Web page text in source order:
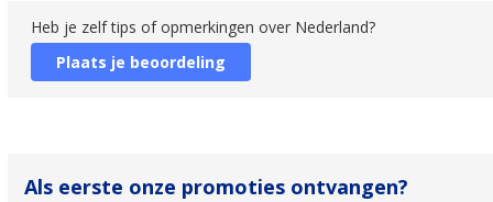
Heb je zelf tips of opmerkingen over Nederland?
Plaats je beoordeling
Als eerste onze promoties ontvangen?